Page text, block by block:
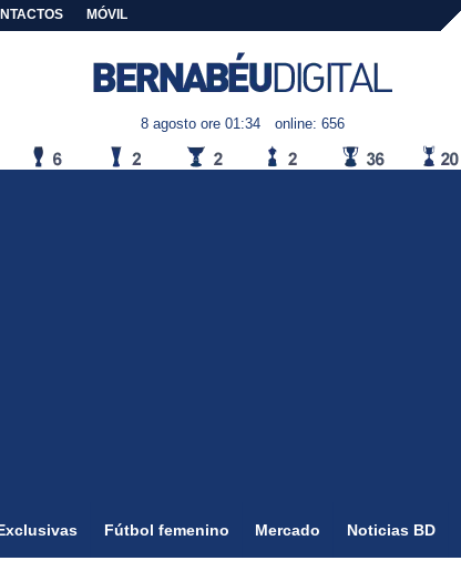
MÓVIL
8 agosto ore 01:34 online: 656
Fútbol femenino Mercado Noticias BD